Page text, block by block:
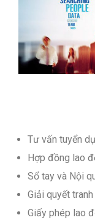
Tư vấn tuyển
Hợp đồng lao
Sổ tay và Nội
Giải quyết
Giấy phép lao